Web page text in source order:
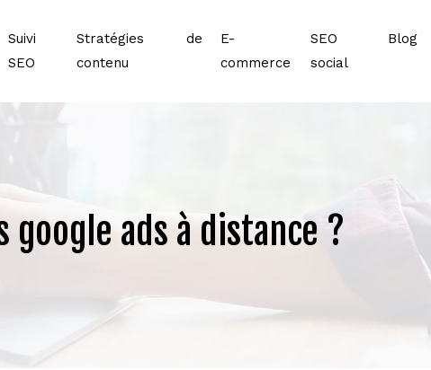
Suivi
SEO
Stratégies de
contenu
E-
commerce
SEO
social
Blog
ads à distance ?